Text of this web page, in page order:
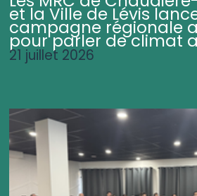
et la Ville de Lévis
campagne régionale
pour parler de climat
21 juillet 2026